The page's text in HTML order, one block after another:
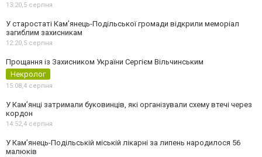
13:20,5 серпня
У старостаті Кам’янець-Подільської громади відкрили меморіал
загиблим захисникам
12:20,5 серпня
Прощання із Захисником України Сергієм Вільчинським
Некролог
15:08,4 серпня
У Кам’янці затримали буковинців, які організували схему втечі через
кордон
14:52,4 серпня
У Кам’янець-Подільській міській лікарні за липень народилося 56
малюків